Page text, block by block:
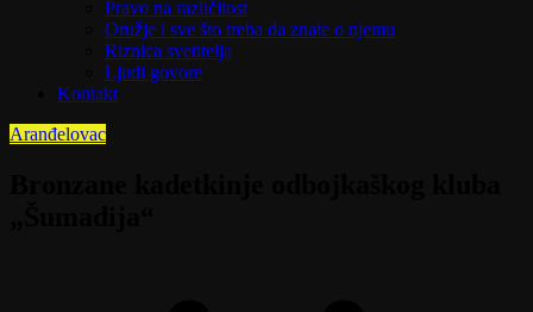
Pravo na različitost
Oružje i sve što treba da znate o njemu
Riznica svetitelja
Ljudi govore
Kontakt
Aranđelovac